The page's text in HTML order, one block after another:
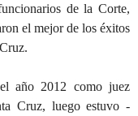
de la Corte,
el mejor de los éxitos
año 2012 como juez
Cruz, luego estuvo -